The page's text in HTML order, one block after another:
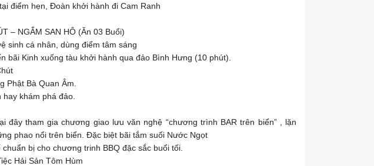
điểm hẹn, Đoàn khởi hành đi Cam Ranh
– NGẮM SAN HÔ (Ăn 03 Buổi)
sinh cá nhân, dùng điểm tâm sáng
bãi Kinh xuống tàu khởi hành qua đảo Bình Hưng (10 phút).
Phật Bà Quan Âm.
khám phá đảo.
đây tham gia chương giao lưu văn nghệ “chương trình BAR trên biển” , lặn
phao nổi trên biển. Đặc biệt bãi tắm suối Nước Ngọt
bị cho chương trinh BBQ đặc sắc buổi tối.
Hải Sản Tôm Hùm